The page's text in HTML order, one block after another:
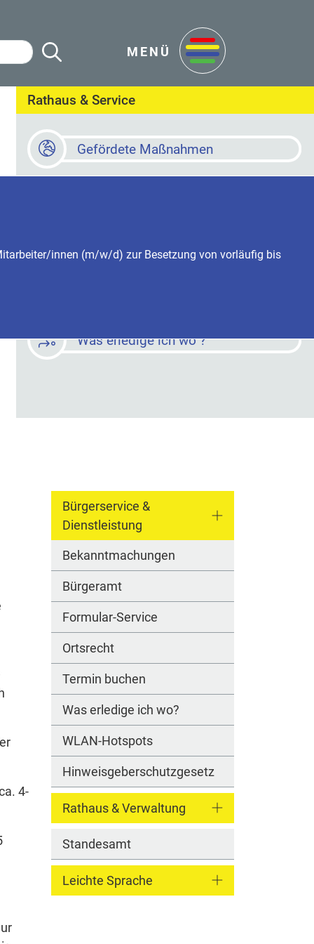
werden.
pädagogische Mitarbeiter/innen (m/w/d) zur
finden Sie
Suche Starten
MENÜ
Rathaus & Service
Gefördete Maßnahmen
Was erledige ich wo ?
Bürgerservice &
Dienstleistung
Bekanntmachungen
Bürgeramt
Formular-Service
Ortsrecht
Termin buchen
Was erledige ich wo?
WLAN-Hotspots
Hinweisgeberschutzgesetz
Rathaus & Verwaltung
Standesamt
Leichte Sprache
4-